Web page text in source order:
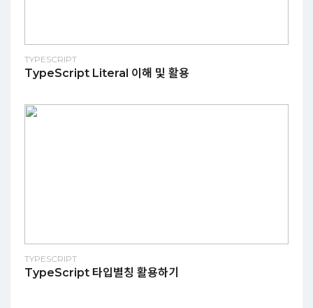
TYPESCRIPT
TypeScript Literal 이해 및 활용
TYPESCRIPT
TypeScript 타입별칭 활용하기